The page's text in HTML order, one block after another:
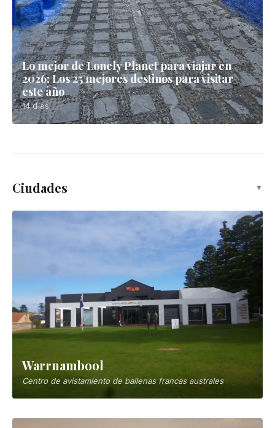
Great Ocean Road Road-trip Guide
Drive Australia's iconic Great Ocean Road from
Sydney to Melbourne: 12 Apostles, Otway
rainforest, coastal campgrounds, and a complete
road-trip guide with distances.
Itinerarios Recomendados ▼
Lo mejor de Lonely Planet para viajar en